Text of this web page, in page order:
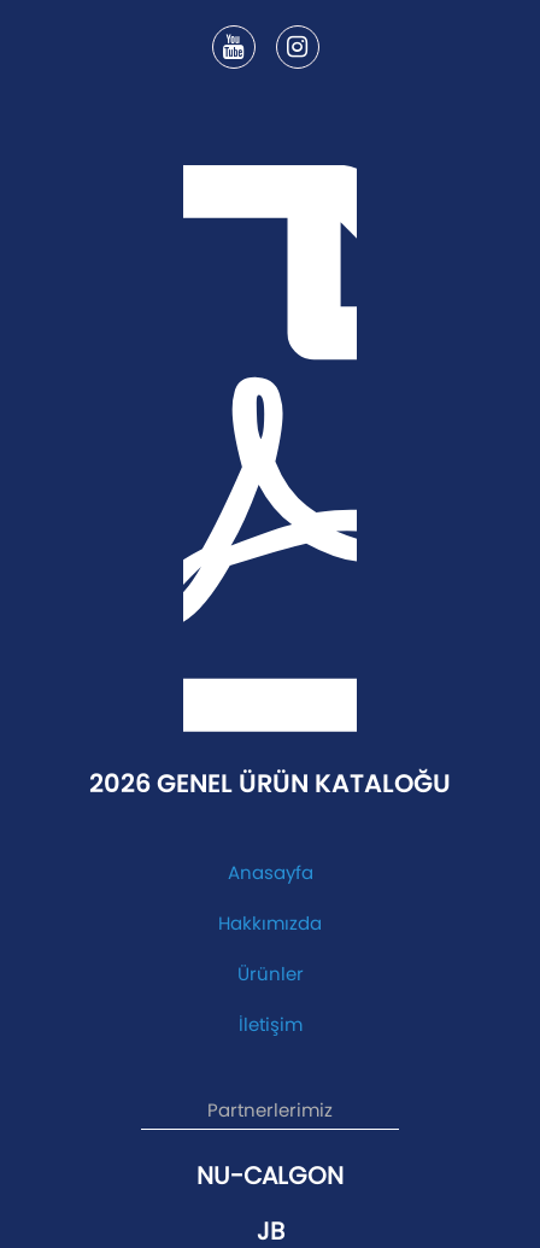
2026 GENEL ÜRÜN KATALOĞU
Anasayfa
Hakkımızda
Ürünler
İletişim
Partnerlerimiz
NU-CALGON
JB